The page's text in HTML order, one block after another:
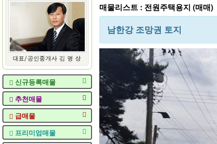
호
신규등록매물
추천매물
급매물
프리미엄매물
매물리스트 : 전원주택용지 (매매)
남한강 조망권 토지